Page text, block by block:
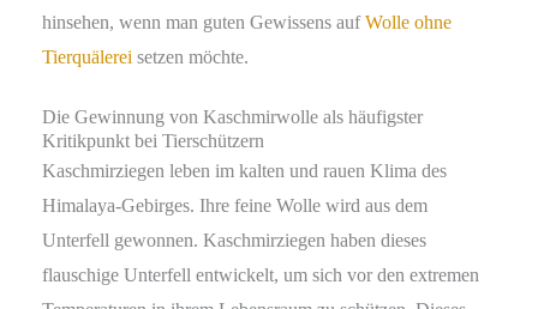
hinsehen, wenn man guten Gewissens aufWolle ohne
Tierquälereisetzen möchte.
Die Gewinnung von Kaschmirwolle als häufigster
Kritikpunkt bei Tierschützern
Kaschmirziegen leben im kalten und rauen Klima des
Himalaya-Gebirges. Ihre feine Wolle wird aus dem
Unterfell gewonnen. Kaschmirziegen haben dieses
flauschige Unterfell entwickelt, um sich vor den extremen